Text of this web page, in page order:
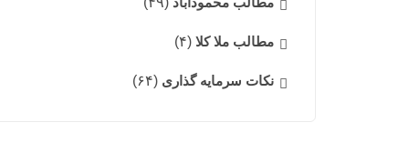
مطالب ملا کلا (۴)
نکات سرمایه گذاری (۶۴)